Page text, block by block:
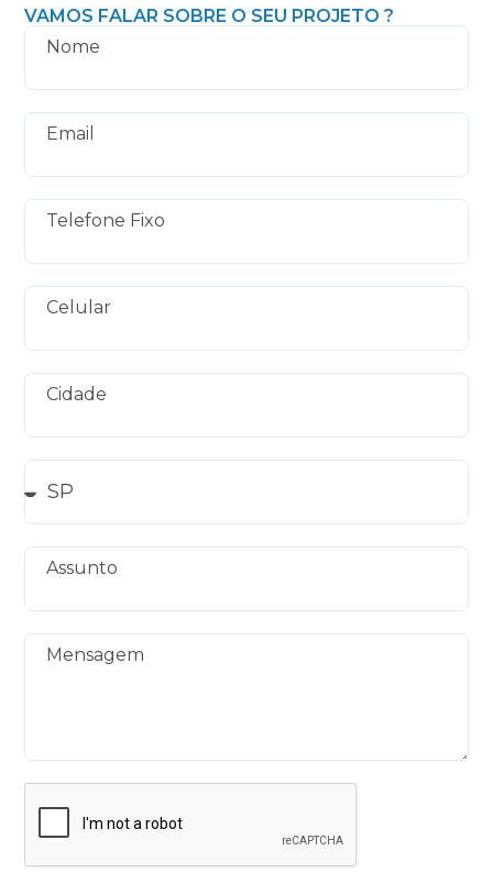
VAMOS FALAR SOBRE O SEU PROJETO ?
Nome
Email
Telefone Fixo
Celular
Cidade
Assunto
Mensagem